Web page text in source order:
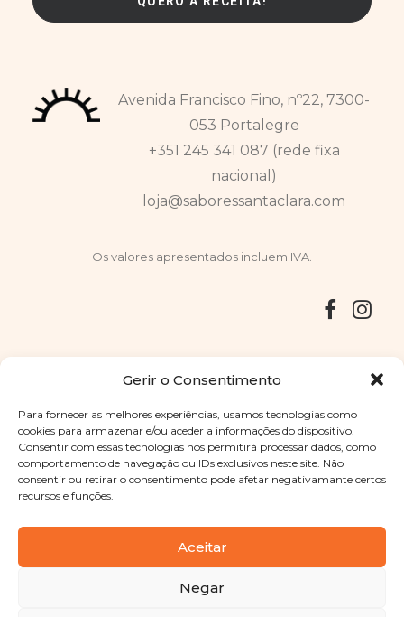
Gerir o Consentimento
Para fornecer as melhores experiências, usamos tecnologias como
cookies para armazenar e/ou aceder a informações do dispositivo.
Consentir com essas tecnologias nos permitirá processar dados, como
comportamento de navegação ou IDs exclusivos neste site. Não
consentir ou retirar o consentimento pode afetar negativamante certos
recursos e funções.
Aceitar
Negar
Avenida Francisco Fino, nº22, 7300-
053 Portalegre
+351 245 341 087 (rede fixa
nacional)
loja@saboressantaclara.com
Os valores apresentados incluem IVA.
Copyright © 2025 Sabores Santa Clara
. Todos os direitos
reservadosPolítica de Privacidade |Termos e condições
Designed byShift Your Branding Agency